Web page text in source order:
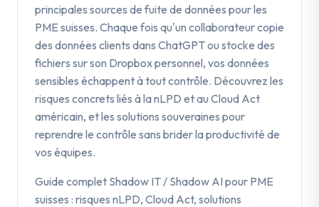
principales sources de fuite de données pour les
PME suisses. Chaque fois qu'un collaborateur copie
des données clients dans ChatGPT ou stocke des
fichiers sur son Dropbox personnel, vos données
sensibles échappent à tout contrôle. Découvrez les
risques concrets liés à la nLPD et au Cloud Act
américain, et les solutions souveraines pour
reprendre le contrôle sans brider la productivité de
vos équipes.
Guide complet Shadow IT / Shadow AI pour PME
suisses : risques nLPD, Cloud Act, solutions